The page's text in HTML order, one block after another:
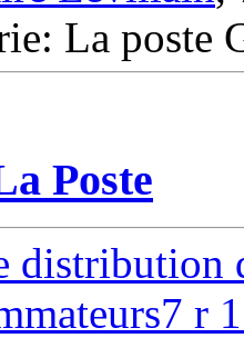
La poste
Poste
distribution
r